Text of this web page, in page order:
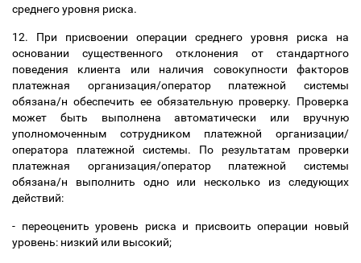
среднего уровня риска.
12. При присвоении операции среднего уровня риска на
основании существенного отклонения от стандартного
поведения клиента или наличия совокупности факторов
платежная организация/оператор платежной системы
обязана/н обеспечить ее обязательную проверку. Проверка
может быть выполнена автоматически или вручную
уполномоченным сотрудником платежной организации/
оператора платежной системы. По результатам проверки
платежная организация/оператор платежной системы
обязана/н выполнить одно или несколько из следующих
действий:
- переоценить уровень риска и присвоить операции новый
уровень: низкий или высокий;